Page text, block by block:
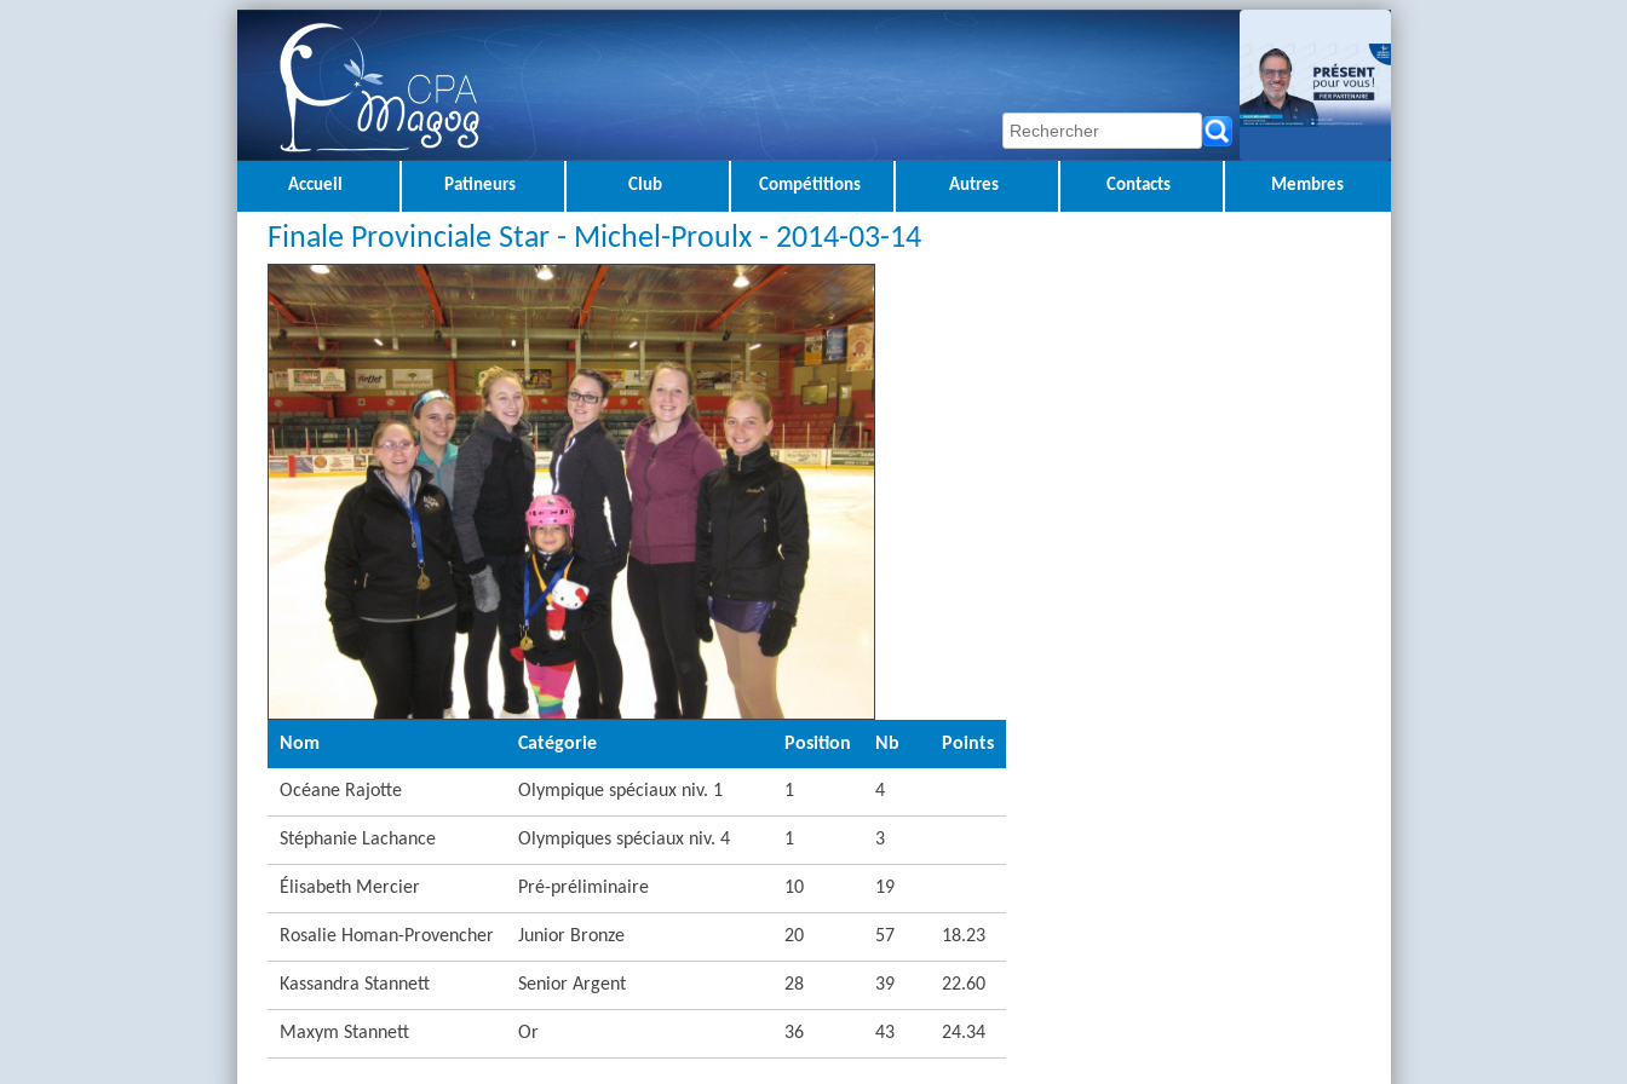
Accueil Patineurs Club Compétitions Autres Contacts Membres
Finale Provinciale Star - Michel-Proulx - 2014-03-14
Nom Catégorie Position Nb Points
Océane Rajotte Olympique spéciaux niv. 1 1 4
Stéphanie Lachance Olympiques spéciaux niv. 4 1 3
Élisabeth Mercier Pré-préliminaire 10 19
Rosalie Homan-Provencher Junior Bronze 20 57 18.23
Kassandra Stannett Senior Argent 28 39 22.60
Maxym Stannett Or 36 43 24.34